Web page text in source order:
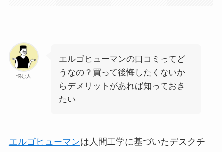
悩む人
エルゴヒューマンの口コミってど
うなの？買って後悔したくないか
らデメリットがあれば知っておき
たい
エルゴヒューマンは人間工学に基づいたデスクチ